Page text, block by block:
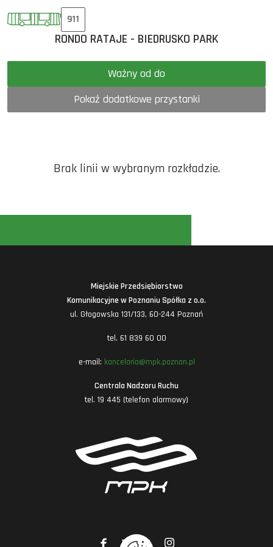
911
RONDO RATAJE - BIEDRUSKO PARK
Ważny od do
Pokaż dodatkowe przystanki
Brak linii w wybranym rozkładzie.
Miejskie Przedsiębiorstwo
Komunikacyjne w Poznaniu Spółka z o.o.
ul. Głogowska 131/133, 60-244 Poznań
tel. 61 839 60 00
e-mail: kancelaria@mpk.poznan.pl
Centrala Nadzoru Ruchu
tel. 19 445 (telefon alarmowy)